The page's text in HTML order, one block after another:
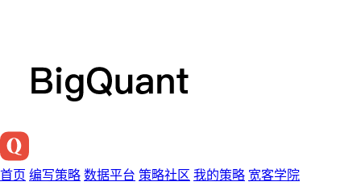
首页 编写策略 数据平台 策略社区 我的策略 宽客学院